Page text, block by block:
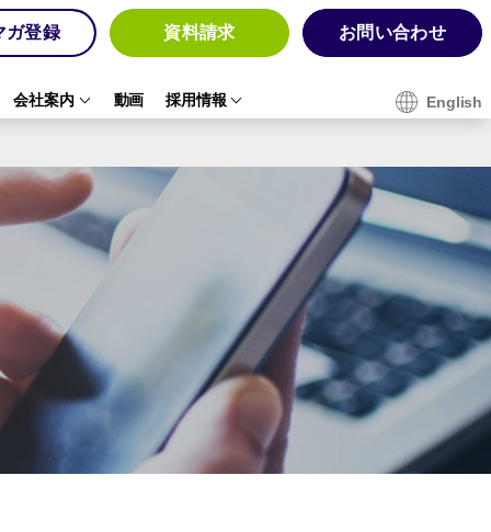
ガ登録 資料請求 お問い合わせ
English
会社案内 動画 採用情報